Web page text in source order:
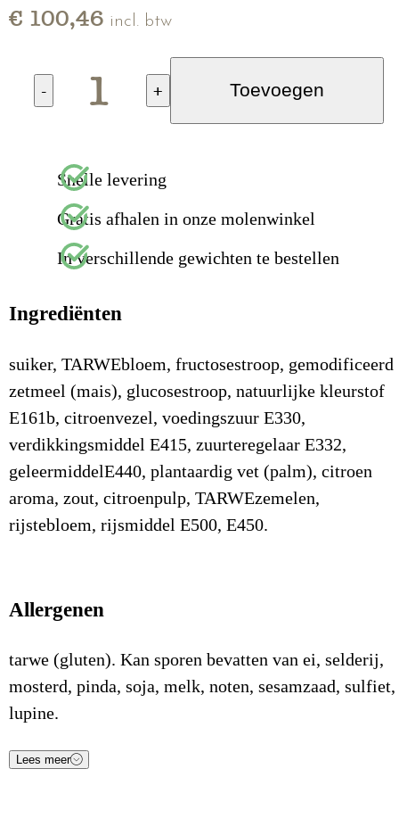
€ 100,46 incl. btw
- + Toevoegen
Snelle levering
Gratis afhalen in onze molenwinkel
In verschillende gewichten te bestellen
Ingrediënten
suiker, TARWEbloem, fructosestroop, gemodificeerd
zetmeel (mais), glucosestroop, natuurlijke kleurstof
E161b, citroenvezel, voedingszuur E330,
verdikkingsmiddel E415, zuurteregelaar E332,
geleermiddelE440, plantaardig vet (palm), citroen
aroma, zout, citroenpulp, TARWEzemelen,
rijstebloem, rijsmiddel E500, E450.
Allergenen
tarwe (gluten). Kan sporen bevatten van ei, selderij,
mosterd, pinda, soja, melk, noten, sesamzaad, sulfiet,
lupine.
Voedingsstof
Lees meer